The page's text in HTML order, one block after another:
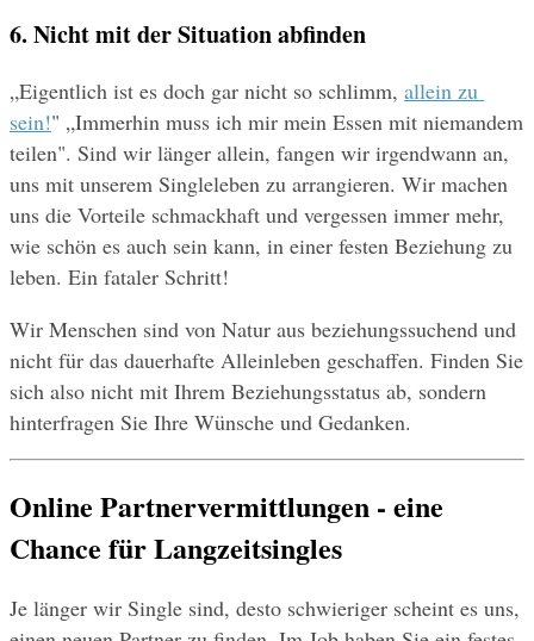
6. Nicht mit der Situation abfinden
„Eigentlich ist es doch gar nicht so schlimm, allein zu
sein!" „Immerhin muss ich mir mein Essen mit niemandem
teilen". Sind wir länger allein, fangen wir irgendwann an,
uns mit unserem Singleleben zu arrangieren. Wir machen
uns die Vorteile schmackhaft und vergessen immer mehr,
wie schön es auch sein kann, in einer festen Beziehung zu
leben. Ein fataler Schritt!
Wir Menschen sind von Natur aus beziehungssuchend und
nicht für das dauerhafte Alleinleben geschaffen. Finden Sie
sich also nicht mit Ihrem Beziehungsstatus ab, sondern
hinterfragen Sie Ihre Wünsche und Gedanken.
Online Partnervermittlungen - eine
Chance für Langzeitsingles
Je länger wir Single sind, desto schwieriger scheint es uns,